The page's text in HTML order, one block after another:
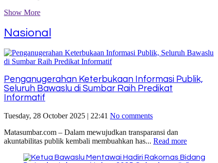
Show More
Nasional
Penganugerahan Keterbukaan Informasi Publik,
Seluruh Bawaslu di Sumbar Raih Predikat
Informatif
Tuesday, 28 October 2025 | 22:41 No comments
Matasumbar.com – Dalam mewujudkan transparansi dan
akuntabilitas publik kembali membuahkan has... Read more